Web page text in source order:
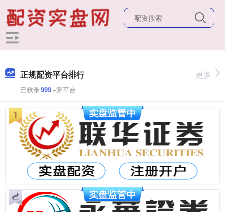
正规配资平台排行
已收录999+家平台
更多